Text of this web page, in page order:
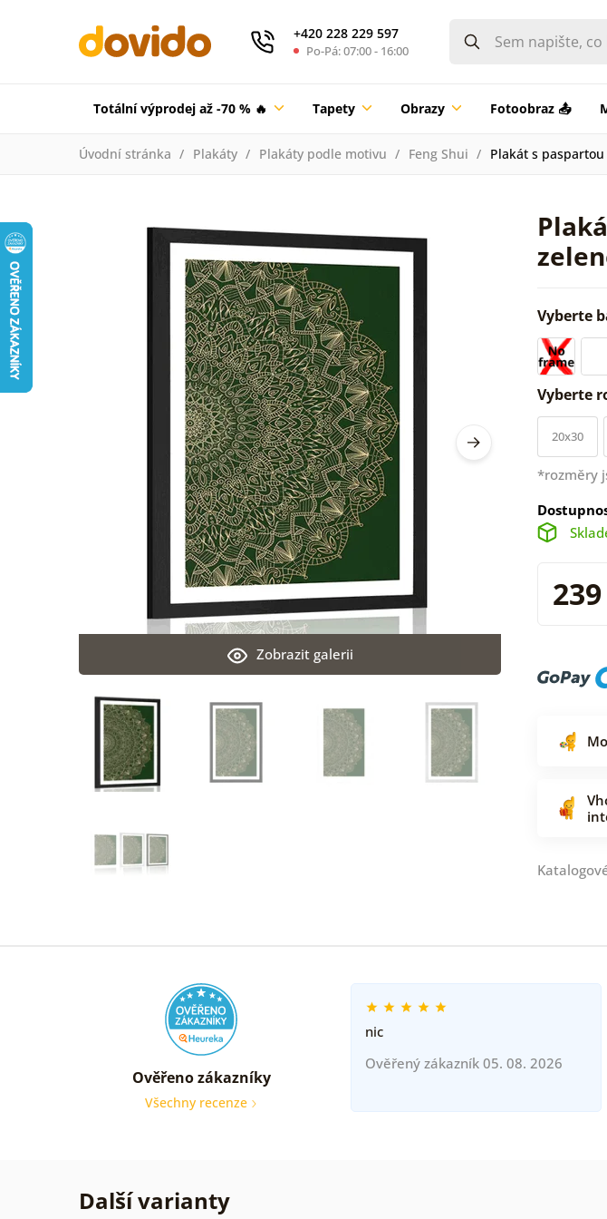
+420 228 229 597
Po-Pá: 07:00 - 16:00
Totální výprodej až -70 % 🔥 Tapety Obrazy Fotoobraz 📤
Úvodní stránka Plakáty Plakáty podle motivu Feng Shui Plakát s
Zobrazit galerii
Vyberte
Vyberte
20x30
*rozměry
Ověřeno zákazníky
Všechny recenze
nic
Ověřený zákazník 05. 08. 2026
Další varianty